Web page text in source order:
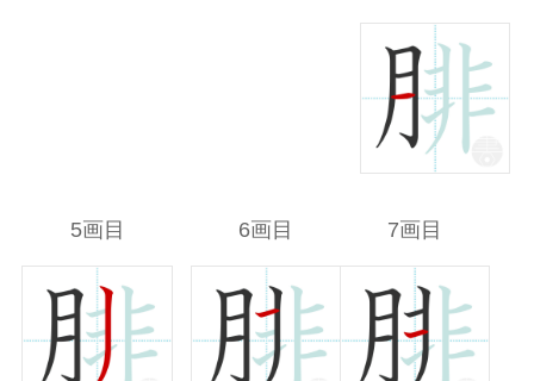
5画目 6画目 7画目